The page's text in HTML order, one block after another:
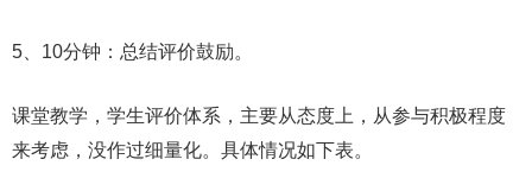
5、10分钟：总结评价鼓励。
课堂教学，学生评价体系，主要从态度上，从参与积极程度
来考虑，没作过细量化。具体情况如下表。